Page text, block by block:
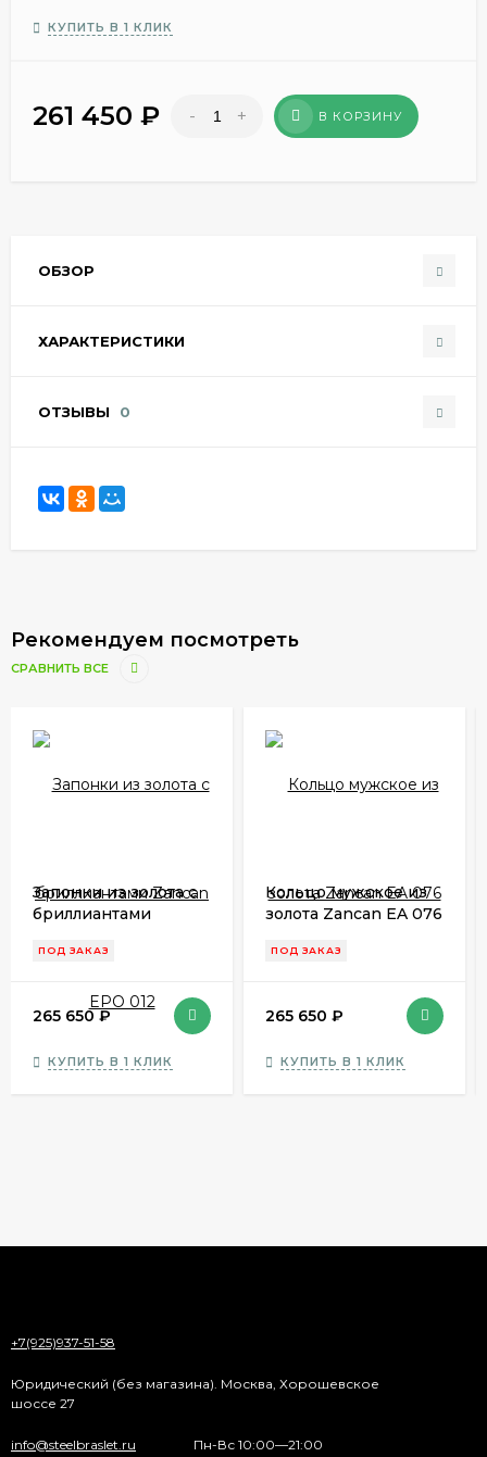
КУПИТЬ В 1 КЛИК
261 450 ₽ - + В КОРЗИНУ
ОБЗОР
ХАРАКТЕРИСТИКИ
ОТЗЫВЫ 0
Рекомендуем посмотреть
СРАВНИТЬ ВСЕ
Запонки из золота с
бриллиантами
ПОД ЗАКАЗ
265 650₽
КУПИТЬ В 1 КЛИК
Кольцо мужское из
золота Zancan EA 076
ПОД ЗАКАЗ
265 650 ₽
КУПИТЬ В 1 КЛИК
+7(925)937-51-58
Юридический (без магазина). Москва, Хорошевское
шоссе 27
info@steelbraslet.ru Пн-Вс 10:00—21:00